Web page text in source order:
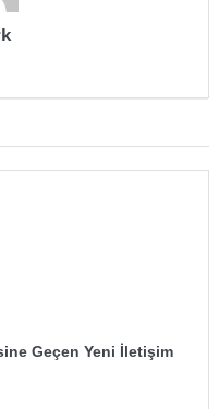
Geçen Yeni İletişim